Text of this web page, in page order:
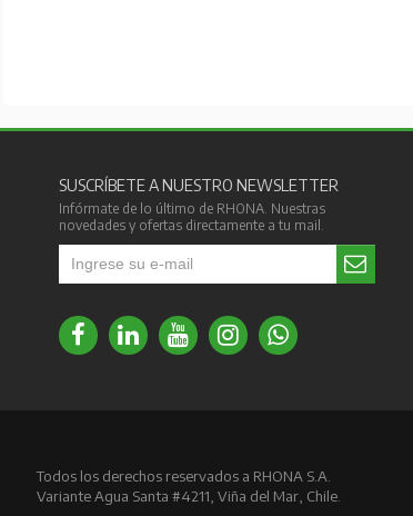
SUSCRÍBETE A NUESTRO NEWSLETTER
Infórmate de lo último de RHONA. Nuestras
novedades y ofertas directamente a tu mail.
Todos los derechos reservados a RHONA S.A.
Variante Agua Santa #4211, Viña del Mar, Chile.